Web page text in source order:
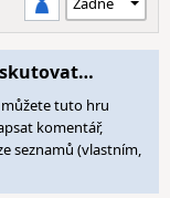
tuto hru
komentář,
seznamů (vlastním,